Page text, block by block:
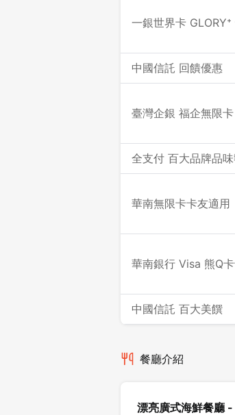
一銀世界卡
中國信託 回饋優惠
臺灣企銀 福企無限
全支付 百大品牌品
華南無限卡卡友適用
華南銀行 Visa 熊Q
中國信託 百大美饌
餐廳介紹
漂亮廣式海鮮餐廳